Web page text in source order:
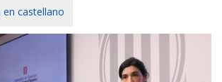
castellano